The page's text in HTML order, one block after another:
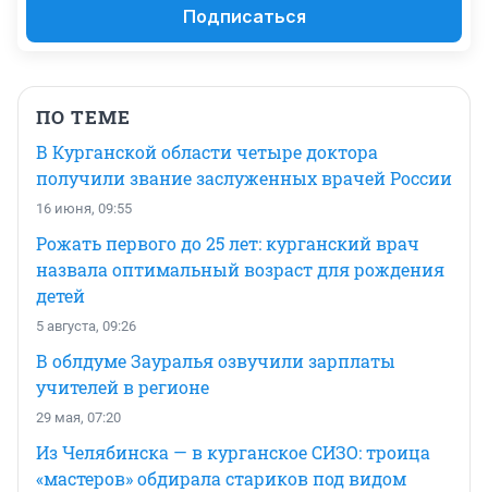
Подписаться
ПО ТЕМЕ
В Курганской области четыре доктора
получили звание заслуженных врачей России
16 июня, 09:55
Рожать первого до 25 лет: курганский врач
назвала оптимальный возраст для рождения
детей
5 августа, 09:26
В облдуме Зауралья озвучили зарплаты
учителей в регионе
29 мая, 07:20
Из Челябинска — в курганское СИЗО: троица
«мастеров» обдирала стариков под видом